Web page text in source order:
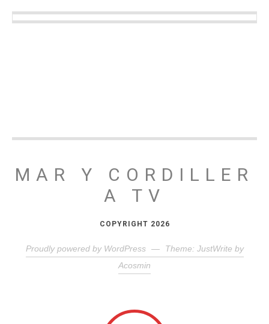
MAR Y CORDILLER
A TV
COPYRIGHT 2026
Proudly powered by WordPress —
Theme: JustWrite by
Acosmin